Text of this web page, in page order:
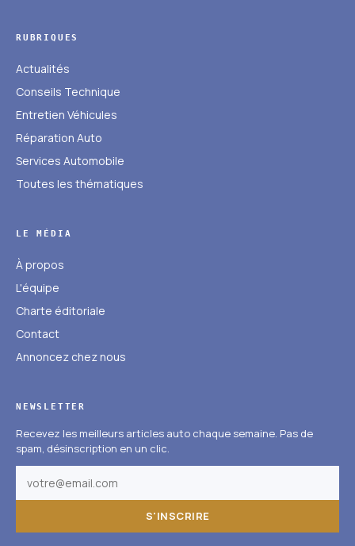
RUBRIQUES
Actualités
Conseils Technique
Entretien Véhicules
Réparation Auto
Services Automobile
Toutes les thématiques
LE MÉDIA
À propos
L'équipe
Charte éditoriale
Contact
Annoncez chez nous
NEWSLETTER
Recevez les meilleurs articles auto chaque semaine. Pas de
spam, désinscription en un clic.
S'INSCRIRE